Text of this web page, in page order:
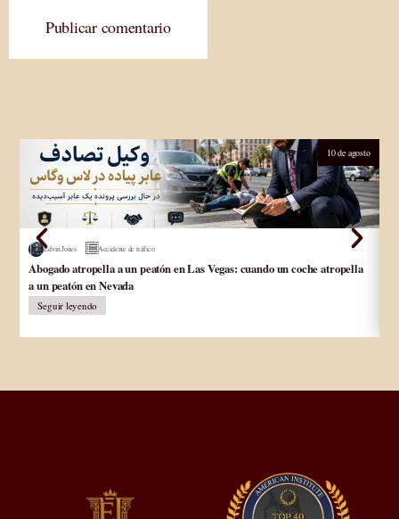
Publicar comentario
10 de agosto
Edvin Jones Accidente de tráfico
Abogado atropella a un peatón en Las Vegas: cuando un coche atropella
a un peatón en Nevada
Seguir leyendo